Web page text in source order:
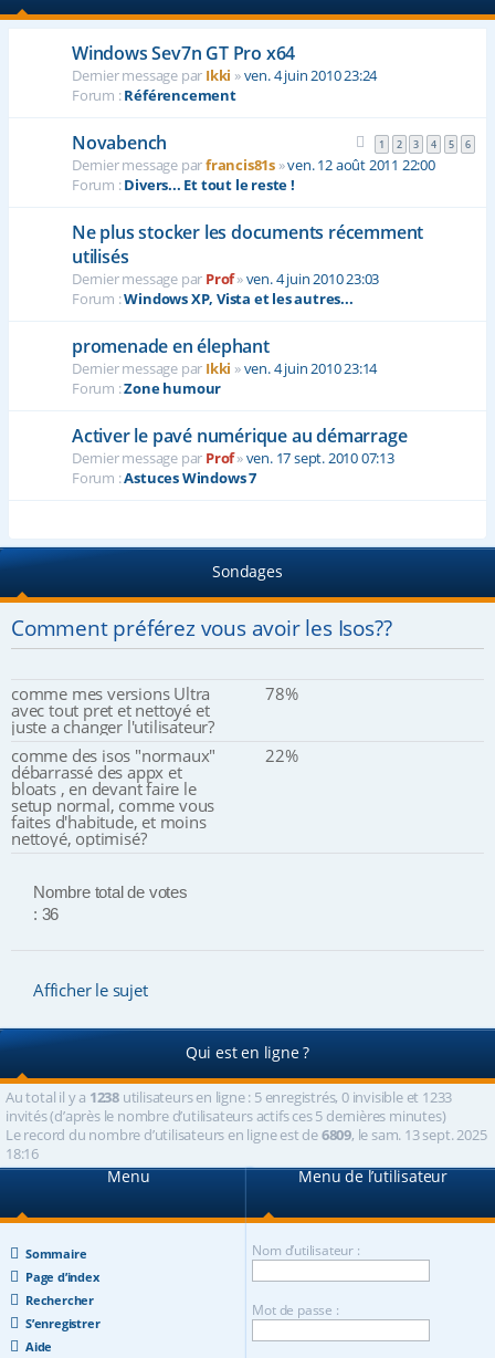
Windows Sev7n GT Pro x64
Dernier message par Ikki »ven. 4 juin 2010 23:24
Forum :Référencement
Novabench 1 2 3 4 5 6
Dernier message parfrancis81s »ven. 12 août 2011 22:00
Forum :Divers... Et tout le reste !
Ne plus stocker les documents récemment
utilisés
Dernier message par Prof»ven. 4 juin 2010 23:03
Forum :Windows XP, Vista et les autres...
promenade en élephant
Dernier message par Ikki »ven. 4 juin 2010 23:14
Forum :Zone humour
Activer le pavé numérique au démarrage
Dernier message par Prof»ven. 17 sept. 2010 07:13
Forum :Astuces Windows 7
Sondages
Comment préférez vous avoir les Isos??
comme mes versions Ultra
avec tout pret et nettoyé et
juste a changer l'utilisateur?
78%
comme des isos "normaux"
débarrassé des appx et
bloats , en devant faire le
setup normal, comme vous
faites d'habitude, et moins
nettoyé, optimisé?
22%
Nombre total de votes
: 36
Afficher le sujet
Qui est en ligne ?
Au total il y a 1238 utilisateurs en ligne : 5 enregistrés, 0 invisible et 1233
invités (d’après le nombre d’utilisateurs actifs ces 5 dernières minutes)
Le record du nombre d’utilisateurs en ligne est de6809, le sam. 13 sept. 2025
18:16
Menu
Sommaire
Page d’index
Rechercher
S’enregistrer
Aide
Menu de l’utilisateur
Nom d’utilisateur :
Mot de passe :